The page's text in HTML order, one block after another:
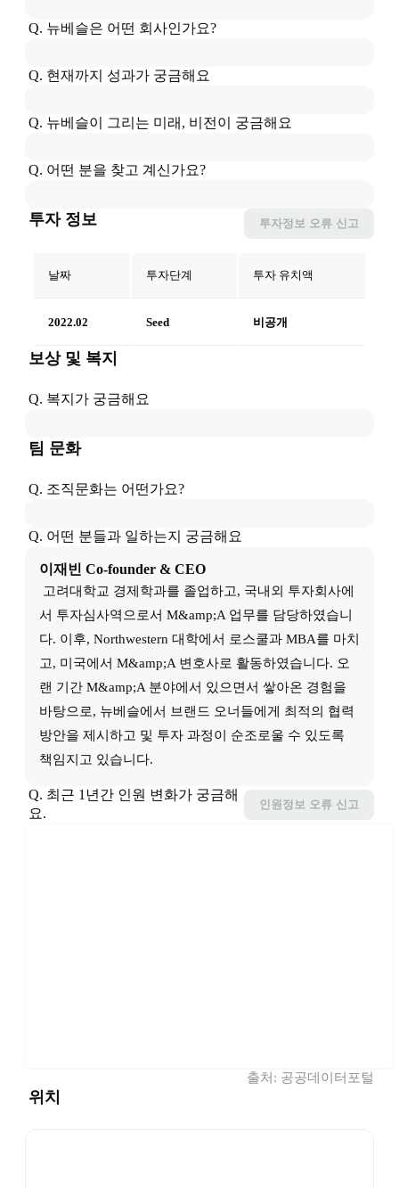
Q. 뉴베슬은 어떤 회사인가요?
Q. 현재까지 성과가 궁금해요
Q. 뉴베슬이 그리는 미래, 비전이 궁금해요
Q. 어떤 분을 찾고 계신가요?
투자 정보 투자정보 오류 신고
날짜 투자단계 투자 유치액
2022.02 Seed 비공개
보상 및 복지
Q. 복지가 궁금해요
팀 문화
Q. 조직문화는 어떤가요?
Q. 어떤 분들과 일하는지 궁금해요
이재빈 Co-founder & CEO
서 투자심사역으로서 M&amp;A 업무를 담당하였습니
다. 이후, Northwestern 대학에서 로스쿨과 MBA를 마치
고, 미국에서 M&amp;A 변호사로 활동하였습니다. 오
랜 기간 M&amp;A 분야에서 있으면서 쌓아온 경험을
바탕으로, 뉴베슬에서 브랜드 오너들에게 최적의 협력
방안을 제시하고 및 투자 과정이 순조로울 수 있도록
책임지고 있습니다.
Q. 최근 1년간 인원 변화가 궁금해
요.
인원정보 오류 신고
출처: 공공데이터포털
위치